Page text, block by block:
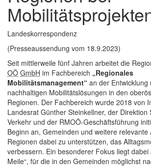
Landeskorrespondenz
(Presseaussendung vom 18.9.2023)
Seit mittlerweile fünf Jahren arbeitet die
OÖ GmbH im Fachbereich „Regionales
Mobilitätsmanagement“ an der Entwicklung
nachhaltigen Mobilitätslösungen in den
Regionen. Der Fachbereich wurde 2018 von
Landesrat Günther Steinkellner, der Direktion
Verkehr und der RMOÖ-Geschäftsführung
Beginn an, Gemeinden und weitere relevante
Regionen dabei zu unterstützen, das
verbessern. Ein besonderer Fokus liegt dabei
Meile“, für die in den Gemeinden möglichst